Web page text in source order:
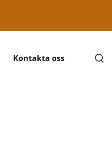
Kontakta oss